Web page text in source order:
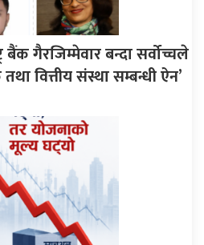
बैंक गैरजिम्मेवार बन्दा सर्वोच्चले
वित्तीय संस्था सम्बन्धी ऐन’